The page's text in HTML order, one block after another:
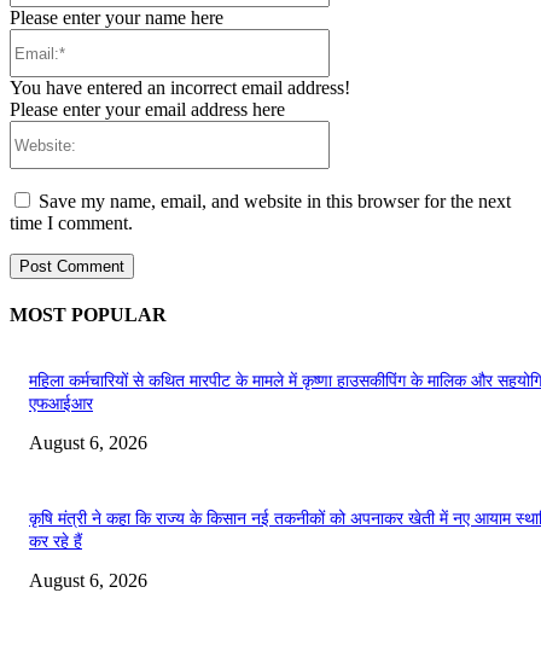
Please enter your name here
You have entered an incorrect email address!
Please enter your email address here
Save my name, email, and website in this browser for the next
time I comment.
MOST POPULAR
महिला कर्मचारियों से कथित मारपीट के मामले में कृष्णा हाउसकीपिंग के मालिक और
एफआईआर
August 6, 2026
कृषि मंत्री ने कहा कि राज्य के किसान नई तकनीकों को अपनाकर खेती में नए आयाम
कर रहे हैं
August 6, 2026